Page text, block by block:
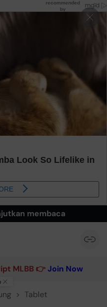
membaca
MLBB 👉Join Now
Tablet